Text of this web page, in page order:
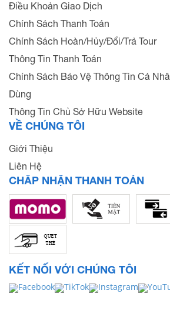
Điều Khoản Giao Dịch
Chính Sách Thanh Toán
Chính Sách Hoàn/Hủy/Đổi/Trả Tour
Thông Tin Thanh Toán
Chính Sách Bảo Vệ Thông Tin Cá
Dùng
Thông Tin Chủ Sở Hữu Website
VỀ CHÚNG TÔI
Giới Thiệu
Liên Hệ
CHẤP NHẬN THANH TOÁN
KẾT NỐI VỚI CHÚNG TÔI